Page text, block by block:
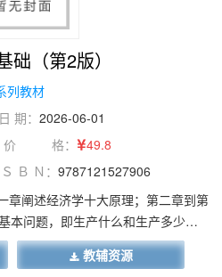
础（第2版）
列教材
期： 2026-06-01
价 格：
49.8
Ｂ Ｎ： 9787121527906
章阐述经济学十大原理；第二章到第
本问题，即生产什么和生产多少、
的问题；第五章阐述管理学的基本
和基本方法；第六章至第九章叙述
教辅资源